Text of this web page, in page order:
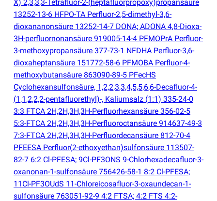
X) 2,3,3,3-Tetrafluor-2-(heptafluorpropoxy)propansäure
13252-13-6 HFPO-TA Perfluor-2,5-dimethyl-3,6-
dioxananonsäure 13252-14-7 DONA; ADONA 4,8-Dioxa-
3H-perfluornonansäure 919005-14-4 PFMOPrA Perfluor-
3-methoxypropansäure 377-73-1 NFDHA Perfluor-3,6-
dioxaheptansäure 151772-58-6 PFMOBA Perfluor-4-
methoxybutansäure 863090-89-5 PFecHS
Cyclohexansulfonsäure, 1,2,2,3,3,4,5,5,6,6-Decafluor-4-
(1,1,2,2,2-pentafluorethyl)-, Kaliumsalz (1:1) 335-24-0
3:3 FTCA 2H,2H,3H,3H-Perfluorhexansäure 356-02-5
5:3-FTCA 2H,2H,3H,3H-Perfluoroctansäure 914637-49-3
7:3-FTCA 2H,2H,3H,3H-Perfluordecansäure 812-70-4
PFEESA Perfluor(2-ethoxyethan)sulfonsäure 113507-
82-7 6:2 Cl-PFESA; 9Cl-PF3ONS 9-Chlorhexadecafluor-3-
oxanonan-1-sulfonsäure 756426-58-1 8:2 Cl-PFESA;
11Cl-PF3OUdS 11-Chloreicosafluor-3-oxaundecan-1-
sulfonsäure 763051-92-9 4:2 FTSA; 4:2 FTS 4:2-